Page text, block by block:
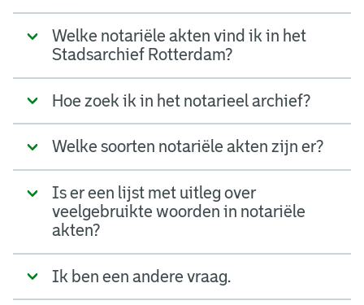
Welke notariële akten vind ik in het
Stadsarchief Rotterdam?
Hoe zoek ik in het notarieel archief?
Welke soorten notariële akten zijn er?
Is er een lijst met uitleg over
veelgebruikte woorden in notariële
akten?
Ik ben een andere vraag.